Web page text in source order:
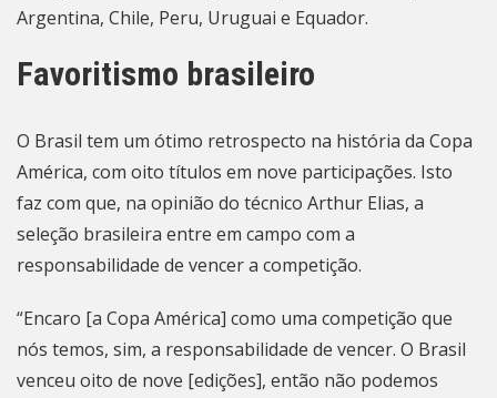
Argentina, Chile, Peru, Uruguai e Equador.
Favoritismo brasileiro
O Brasil tem um ótimo retrospecto na história da Copa
América, com oito títulos em nove participações. Isto
faz com que, na opinião do técnico Arthur Elias, a
seleção brasileira entre em campo com a
responsabilidade de vencer a competição.
“Encaro [a Copa América] como uma competição que
nós temos, sim, a responsabilidade de vencer. O Brasil
venceu oito de nove [edições], então não podemos